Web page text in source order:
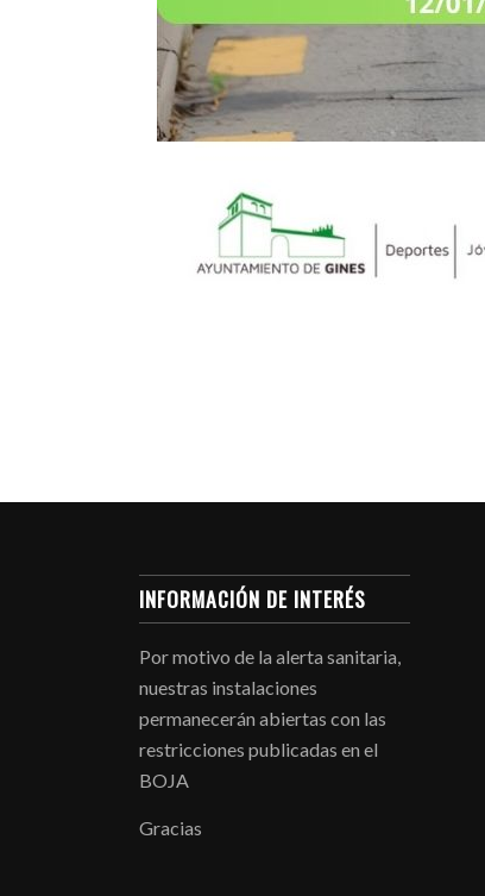
INFORMACIÓN DE INTERÉS
Por motivo de la alerta sanitaria,
nuestras instalaciones
permanecerán abiertas con las
restricciones publicadas en el
BOJA
Gracias